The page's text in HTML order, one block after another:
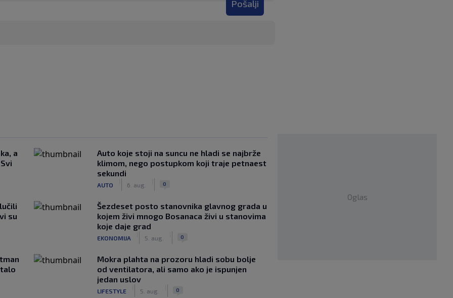
Pošalji
a
Auto koje stoji na suncu ne hladi se najbrže
klimom, nego postupkom koji traje petnaest
sekundi
AUTO 6. aug. 0
su
Šezdeset posto stanovnika glavnog grada u
kojem živi mnogo Bosanaca živi u stanovima
koje daje grad
EKONOMIJA 5. aug. 0
Mokra plahta na prozoru hladi sobu bolje
od ventilatora, ali samo ako je ispunjen
jedan uslov
LIFESTYLE 5. aug. 0
Oglas